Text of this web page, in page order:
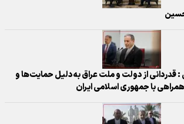
حسین
قدردانی از دولت و ملت عراق به‌دلیل حمایت‌ها و
همراهی‌ با جمهوری اسلامی ایران